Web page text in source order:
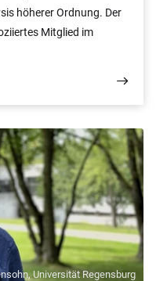
höherer Ordnung. Der
Mitglied im
Universität Regensburg